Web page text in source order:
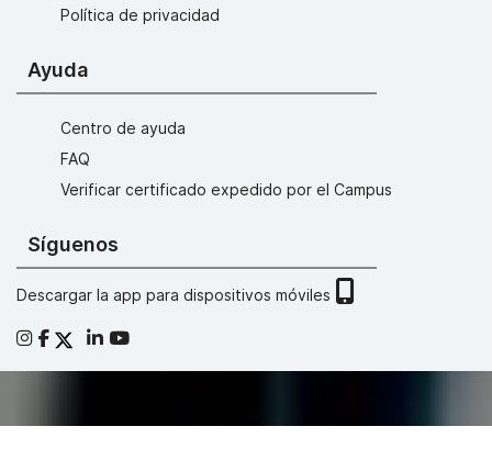
Política de privacidad
Ayuda
Centro de ayuda
FAQ
Verificar certificado expedido por el Campus
Síguenos
Descargar la app para dispositivos móviles